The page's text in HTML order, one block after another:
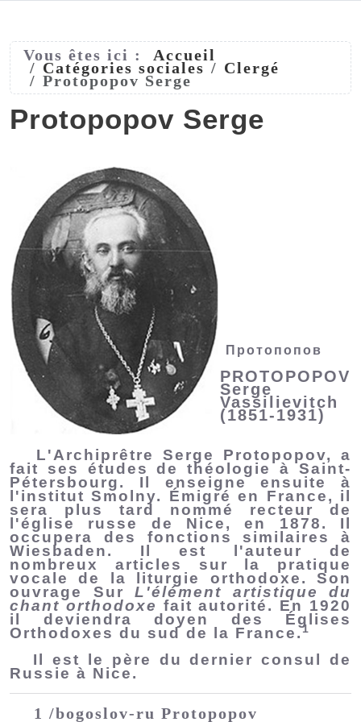
Vous êtes ici : Accueil
Catégories sociales Clergé
Protopopov Serge
Protopopov Serge
Протопопов
PROTOPOPOV
Serge
Vassilievitch
(1851-1931)
L'Archiprêtre Serge Protopopov, a
fait ses études de théologie à Saint-
Pétersbourg. Il enseigne ensuite à
l'institut Smolny. Émigré en France, il
sera plus tard nommé recteur de
l'église russe de Nice, en 1878. Il
occupera des fonctions similaires à
Wiesbaden. Il est l'auteur de
nombreux articles sur la pratique
vocale de la liturgie orthodoxe. Son
ouvrage Sur L'élément artistique du
chant orthodoxe fait autorité. En 1920
il deviendra doyen des Églises
Orthodoxes du sud de la France.1
Il est le père du dernier consul de
Russie à Nice.
1 /bogoslov-ru Protopopov